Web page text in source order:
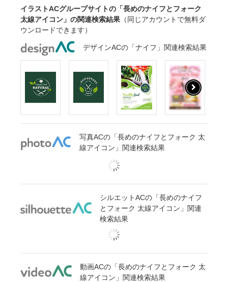
イラストACグループサイトの「長めのナイフとフォーク
太線アイコン」の関連検索結果 （同じアカウントで無料ダ
ウンロードできます）
デザインACの「ナイフ」関連検索結果
写真ACの「長めのナイフとフォーク 太
線アイコン」関連検索結果
シルエットACの「長めのナイフ
とフォーク 太線アイコン」関連
検索結果
動画ACの「長めのナイフとフォーク 太
線アイコン」関連検索結果